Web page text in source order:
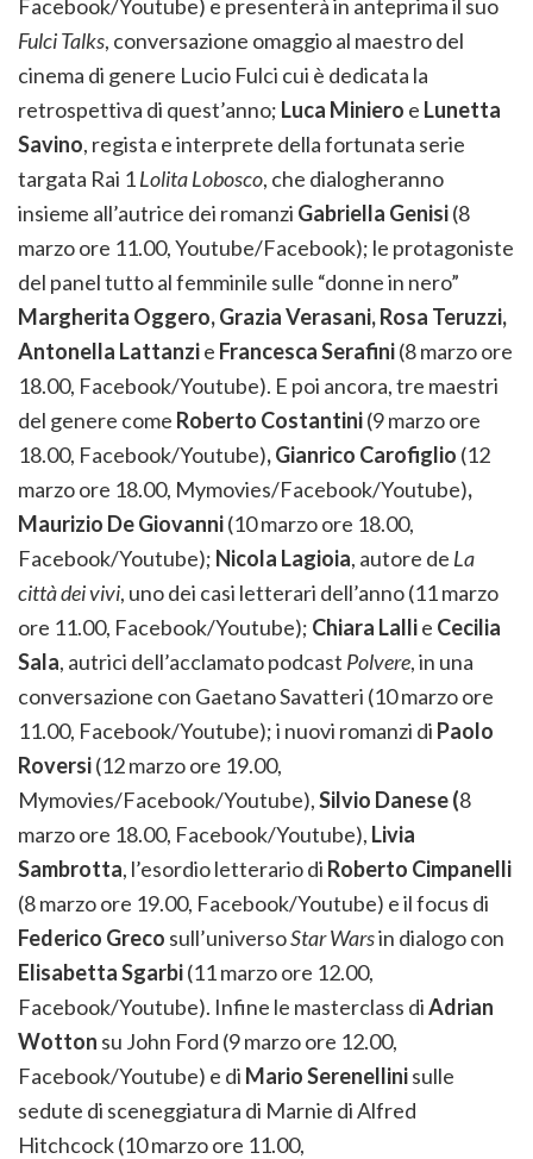
Facebook/Youtube) e presenterà in anteprima il suo
Fulci Talks, conversazione omaggio al maestro del
cinema di genere Lucio Fulci cui è dedicata la
retrospettiva di quest’anno; Luca Miniero e Lunetta
Savino, regista e interprete della fortunata serie
targata Rai 1Lolita Lobosco, che dialogheranno
insieme all’autrice dei romanzi Gabriella Genisi(8
marzo ore 11.00, Youtube/Facebook); le protagoniste
del panel tutto al femminile sulle “donne in nero”
Margherita Oggero, Grazia Verasani, Rosa Teruzzi,
Antonella Lattanzie Francesca Serafini(8 marzo ore
18.00, Facebook/Youtube). E poi ancora, tre maestri
del genere come Roberto Costantini(9 marzo ore
18.00, Facebook/Youtube), Gianrico Carofiglio (12
marzo ore 18.00, Mymovies/Facebook/Youtube),
Maurizio De Giovanni(10 marzo ore 18.00,
Facebook/Youtube); Nicola Lagioia, autore de La
città dei vivi, uno dei casi letterari dell’anno (11 marzo
ore 11.00, Facebook/Youtube); Chiara Lallie Cecilia
Sala, autrici dell’acclamato podcast Polvere, in una
conversazione con Gaetano Savatteri (10 marzo ore
11.00, Facebook/Youtube); i nuovi romanzi di Paolo
Roversi(12 marzo ore 19.00,
Mymovies/Facebook/Youtube),Silvio Danese (8
marzo ore 18.00, Facebook/Youtube), Livia
Sambrotta, l’esordio letterario di Roberto Cimpanelli
(8 marzo ore 19.00, Facebook/Youtube) e il focus di
Federico Greco sull’universoStar Warsin dialogo con
Elisabetta Sgarbi(11 marzo ore 12.00,
Facebook/Youtube). Infine le masterclass diAdrian
Wotton su John Ford (9 marzo ore 12.00,
Facebook/Youtube) e di Mario Serenellinisulle
sedute di sceneggiatura di Marnie di Alfred
Hitchcock (10 marzo ore 11.00,